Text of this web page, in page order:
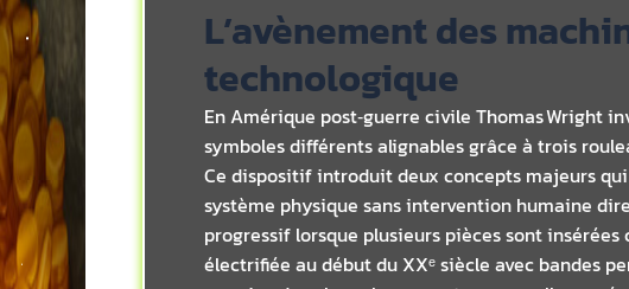
L’avènement des
technologique
En Amérique post‑guerre civile Thomas Wright
symboles différents alignables grâce à trois
Ce dispositif introduit deux concepts majeurs
système physique sans intervention humaine
progressif lorsque plusieurs pièces sont
électrifiée au début du XXᵉ siècle avec bandes